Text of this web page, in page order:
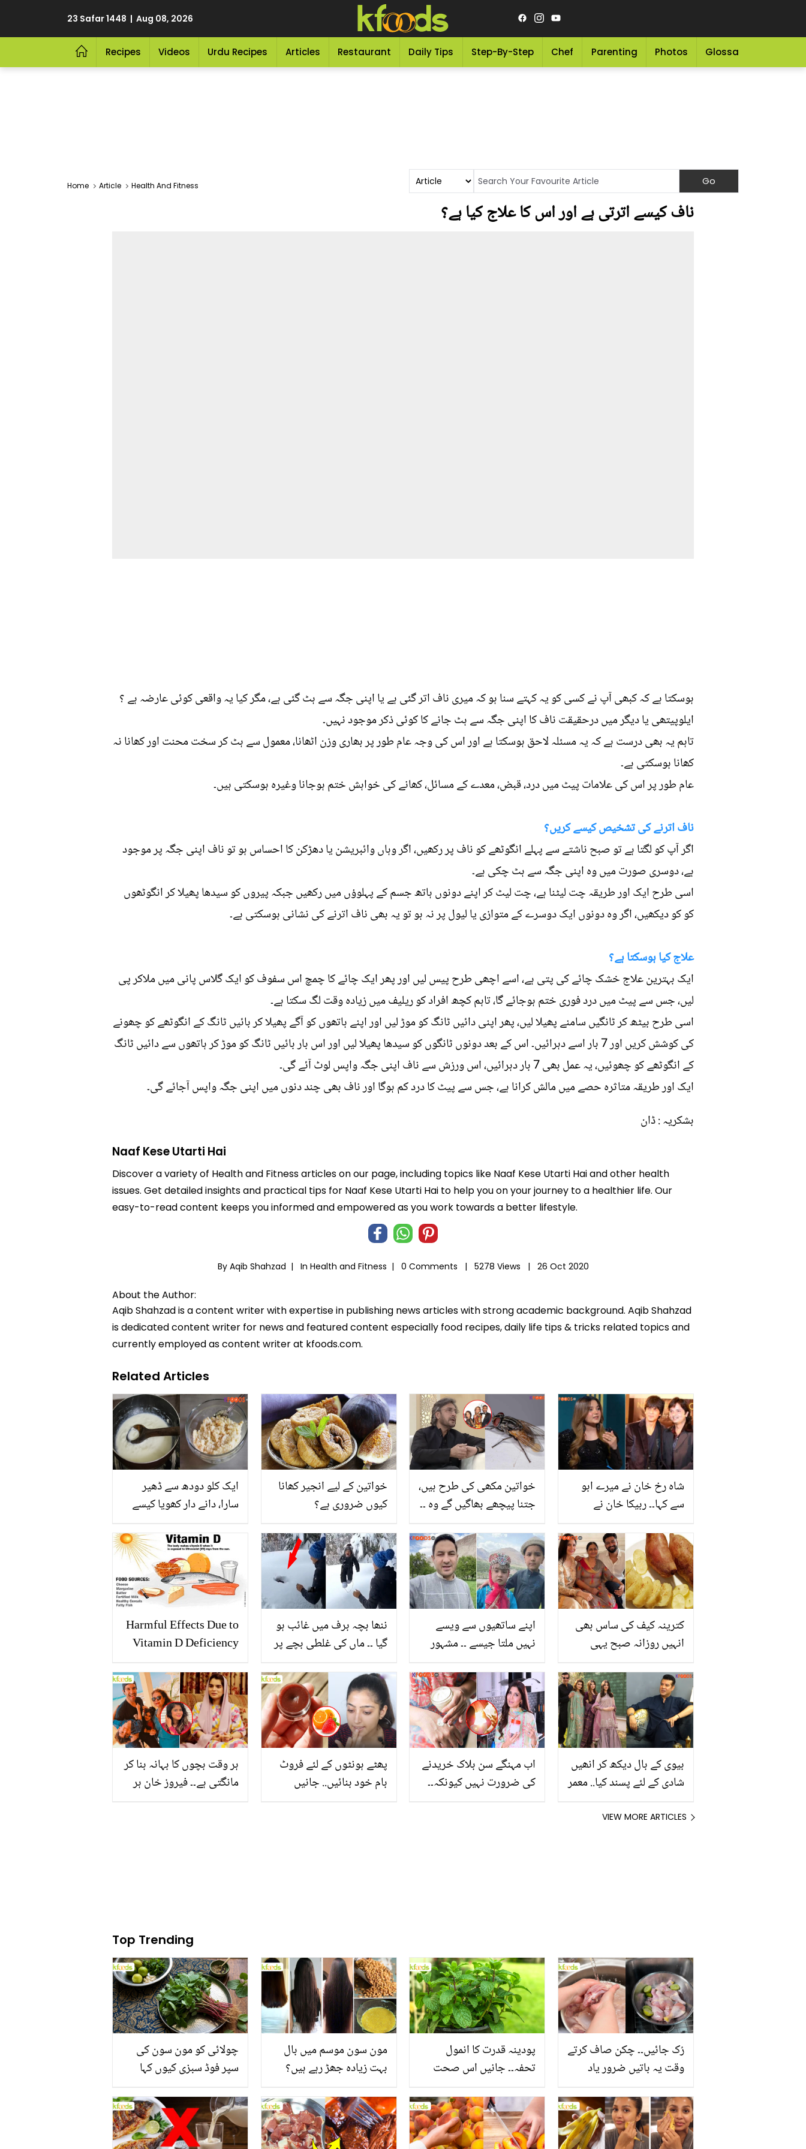
23 Safar 1448 | Aug 08, 2026
Recipes Videos Urdu Recipes Articles Restaurant Daily Tips Step-By-Step Chef Parenting Photos Glossary
Home Article Health And Fitness
ناف کیسے اترتی ہے اور اس کا علاج کیا ہے؟
ہوسکتا ہے کہ کبھی آپ نے کسی کو یہ کہتے سنا ہو کہ میری ناف اتر گئی ہے یا اپنی جگہ سے ہٹ گئی ہے، مگر کیا یہ واقعی کوئی عارضہ ہے ؟
ایلوپیتھی یا دیگر میں درحقیقت ناف کا اپنی جگہ سے ہٹ جانے کا کوئی ذکر موجود نہیں۔
تاہم یہ بھی درست ہے کہ یہ مسئلہ لاحق ہوسکتا ہے اور اس کی وجہ عام طور پر بھاری وزن اٹھانا، معمول سے ہٹ کر سخت محنت اور کھانا نہ
کھانا ہوسکتی ہے۔
عام طور پر اس کی علامات پیٹ میں درد، قبض، معدے کے مسائل، کھانے کی خواہش ختم ہوجانا وغیرہ ہوسکتی ہیں۔
ناف اترنے کی تشخیص کیسے کریں؟
اگر آپ کو لگتا ہے تو صبح ناشتے سے پہلے انگوٹھے کو ناف پر رکھیں، اگر وہاں وائبریشن یا دھڑکن کا احساس ہو تو ناف اپنی جگہ پر موجود
ہے، دوسری صورت میں وہ اپنی جگہ سے ہٹ چکی ہے۔
اسی طرح ایک اور طریقہ چت لیٹنا ہے، چت لیٹ کر اپنے دونوں ہاتھ جسم کے پہلوﺅں میں رکھیں جبکہ پیروں کو سیدھا پھیلا کر انگوٹھوں
کو کو دیکھیں، اگر وہ دونوں ایک دوسرے کے متوازی یا لیول پر نہ ہو تو یہ بھی ناف اترنے کی نشانی ہوسکتی ہے۔
علاج کیا ہوسکتا ہے؟
ایک بہترین علاج خشک چائے کی پتی ہے، اسے اچھی طرح پیس لیں اور پھر ایک چائے کا چمچ اس سفوف کو ایک گلاس پانی میں ملاکر پی
لیں، جس سے پیٹ میں درد فوری ختم ہوجائے گا، تاہم کچھ افراد کو ریلیف میں زیادہ وقت لگ سکتا ہے۔
اسی طرح بیٹھ کر ٹانگیں سامنے پھیلا لیں، پھر اپنی دائیں ٹانگ کو موڑ لیں اور اپنے ہاتھوں کو آگے پھیلا کر بائیں ٹانگ کے انگوٹھے کو چھونے
کی کوشش کریں اور 7 بار اسے دہرائیں۔ اس کے بعد دونوں ٹانگوں کو سیدھا پھیلا لیں اور اس بار بائیں ٹانگ کو موڑ کر ہاتھوں سے دائیں ٹانگ
کے انگوٹھے کو چھوئیں، یہ عمل بھی 7 بار دہرائیں، اس ورزش سے ناف اپنی جگہ واپس لوٹ آئے گی۔
ایک اور طریقہ متاثرہ حصے میں مالش کرانا ہے، جس سے پیٹ کا درد کم ہوگا اور ناف بھی چند دنوں میں اپنی جگہ واپس آجائے گی۔
بشکریہ : ڈان
Naaf Kese Utarti Hai
Discover a variety of Health and Fitness articles on our page, including topics like Naaf Kese Utarti Hai and other health
issues. Get detailed insights and practical tips for Naaf Kese Utarti Hai to help you on your journey to a healthier life. Our
easy-to-read content keeps you informed and empowered as you work towards a better lifestyle.
By Aqib Shahzad | In Health and Fitness | 0 Comments | 5278 Views | 26 Oct 2020
About the Author:
Aqib Shahzad is a content writer with expertise in publishing news articles with strong academic background. Aqib Shahzad
is dedicated content writer for news and featured content especially food recipes, daily life tips & tricks related topics and
currently employed as content writer at kfoods.com.
Related Articles
ایک کلو دودھ سے ڈھیر
سارا، دانے دار کھویا کیسے
مزیدار کھویا بنانے کی آسان
ترکیب
خواتین کے لیے انجیر کھانا
کیوں ضروری ہے؟
خواتین مکھی کی طرح ہیں،
جتنا پیچھے بھاگیں گے وہ ۔۔
کے لیے مکھی کا لفظ
استعمال کیوں کیا؟ ویڈیو
وائرل
شاہ رخ خان نے میرے ابو
سے کہا۔۔ ربیکا خان نے
کر سب کو حیران کر دیا؟
Harmful Effects Due to
Vitamin D Deficiency
ننھا بچہ برف میں غائب ہو
گیا ۔۔ ماں کی غلطی بچے پر
دیکھیے
اپنے ساتھیوں سے ویسے
نہیں ملتا جیسے ۔۔ مشہور
کے والد نے اس کی ولاگنگ
چھوڑنے کی کیا وجوہات
بتائیں؟
کترینہ کیف کی ساس بھی
انہیں روزانہ صبح یہی
جلد اور بالوں کے لیے
شکرقندی کے 5 حیرت انگیز
فائدے کیا ہیں؟
ہر وقت بچوں کا بہانہ بنا کر
مانگتی ہے۔۔ فیروز خان ہر
پھٹے ہونٹوں کے لئے فروٹ
بام خود بنائیں.. جانیں
اب مہنگے سن بلاک خریدنے
کی ضرورت نہیں کیونکہ۔۔
بیوی کے بال دیکھ کر انھیں
شادی کے لئے پسند کیا.. معمر
نجی زندگی سے متعلق
VIEW MORE ARTICLES
Top Trending
چولائی کو مون سون کی
سپر فوڈ سبزی کیوں کہا
منرلز اور اینٹی آکسیڈنٹس
سے بھرپور اس سبزی کے
فائدے
مون سون موسم میں بال
بہت زیادہ جھڑ رہے ہیں؟
بنانے کے چند قدرتی طریقے
پودینہ قدرت کا انمول
تحفہ۔۔ جانیں اس صحت
انگیز طبی فوائد
رُک جائیں۔۔ چکن صاف کرتے
وقت یہ باتیں ضرور یاد